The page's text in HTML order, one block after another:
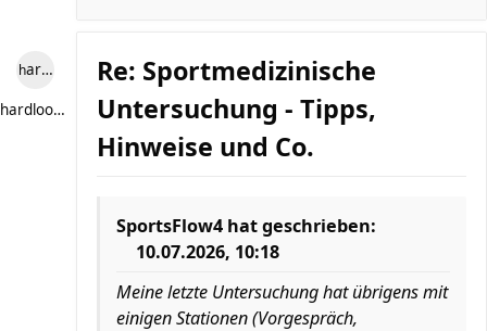
hardlooper
hardlooper
Re: Sportmedizinische
Untersuchung - Tipps,
Hinweise und Co.
SportsFlow4 hat geschrieben:
10.07.2026, 10:18
Meine letzte Untersuchung hat übrigens mit
einigen Stationen (Vorgespräch,